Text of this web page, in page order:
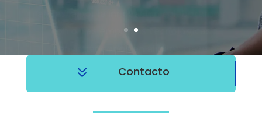
convirtiéndonos en aliados clave.
7 Contacto